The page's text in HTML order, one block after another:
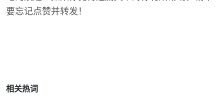
要忘记点赞并转发！
相关热词